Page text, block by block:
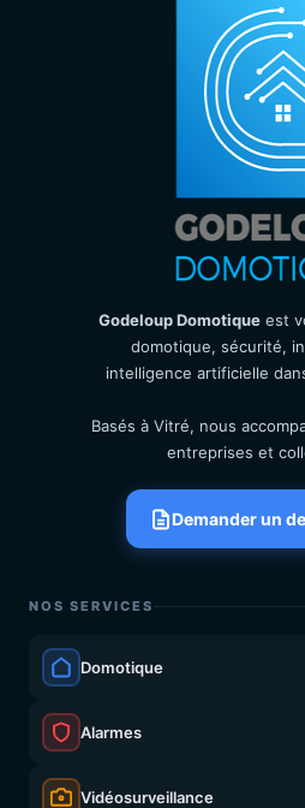
Godeloup Domotique est
domotique, sécurité,
intelligence artificielle
Basés à Vitré, nous
entreprises et
Demander un
NOS SERVICES
Domotique
Alarmes
Vidéosurveillance